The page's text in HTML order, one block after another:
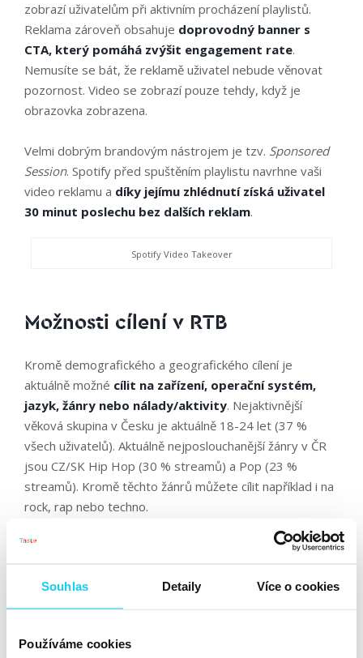
Souhlas Detaily Více o cookies
Používáme cookies
zobrazí uživatelům při aktivním procházení playlistů.
Reklama zároveň obsahuje doprovodný banner s
CTA, který pomáhá zvýšit engagement rate.
Nemusíte se bát, že reklamě uživatel nebude věnovat
pozornost. Video se zobrazí pouze tehdy, když je
obrazovka zobrazena.
Velmi dobrým brandovým nástrojem je tzv. Sponsored
Session. Spotify před spuštěním playlistu navrhne vaši
video reklamu a díky jejímu zhlédnutí získá uživatel
30 minut poslechu bez dalších reklam.
Spotify Video Takeover
Možnosti cílení v RTB
Kromě demografického a geografického cílení je
aktuálně možné cílit na zařízení, operační systém,
jazyk, žánry nebo nálady/aktivity. Nejaktivnější
věková skupina v Česku je aktuálně 18-24 let (37 %
všech uživatelů). Aktuálně nejposlouchanější žánry v ČR
jsou CZ/SK Hip Hop (30 % streamů) a Pop (23 %
streamů). Kromě těchto žánrů můžete cílit například i na
rock, rap nebo techno.